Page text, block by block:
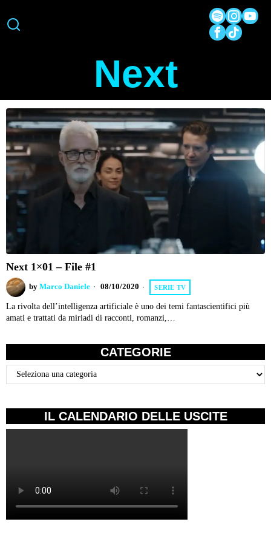
Next
Next 1×01 – File #1
by Marco Daniele 08/10/2020 SERIE TV
La rivolta dell’intelligenza artificiale è uno dei temi fantascientifici più
amati e trattati da miriadi di racconti, romanzi,…
CATEGORIE
Categorie
IL CALENDARIO DELLE USCITE